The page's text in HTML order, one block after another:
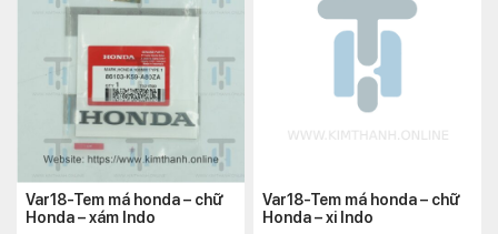
Var18-Tem má honda – chữ
Honda – xám Indo
Var18-Tem má honda – chữ
Honda – xi Indo